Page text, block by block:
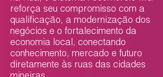
reforça seu compromisso com a
qualificação, a modernização dos
negócios e o fortalecimento da
economia local, conectando
conhecimento, mercado e futuro
diretamente às ruas das cidades